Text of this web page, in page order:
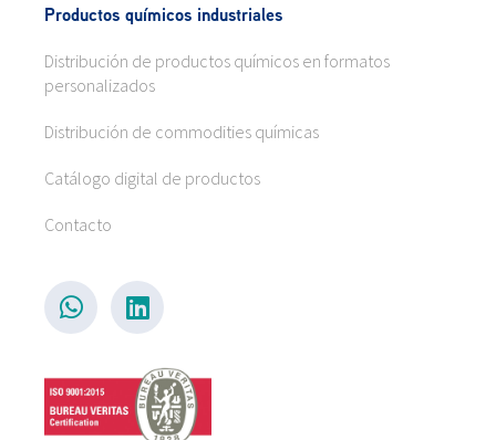
Productos químicos industriales
Distribución de productos químicos en formatos
personalizados
Distribución de commodities químicas
Catálogo digital de productos
Contacto